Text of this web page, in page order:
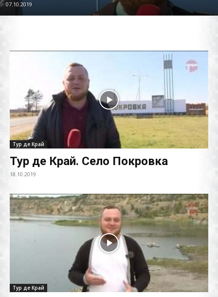
07.10.2019
Тур де Край
Тур де Край. Село Покровка
18.10.2019
Тур де Край